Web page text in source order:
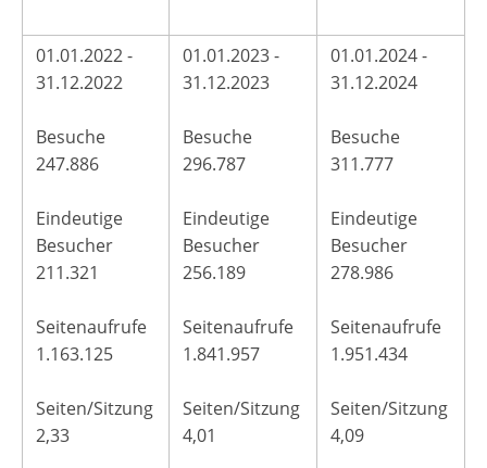
01.01.2022 -
31.12.2022
Besuche
247.886
Eindeutige
Besucher
211.321
Seitenaufrufe
1.163.125
Seiten/Sitzung
2,33
01.01.2023 -
31.12.2023
Besuche
296.787
Eindeutige
Besucher
256.189
Seitenaufrufe
1.841.957
Seiten/Sitzung
4,01
01.01.2024 -
31.12.2024
Besuche
311.777
Eindeutige
Besucher
278.986
Seitenaufrufe
1.951.434
Seiten/Sitzung
4,09